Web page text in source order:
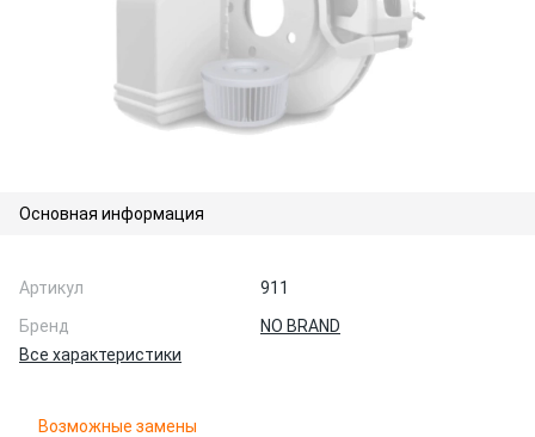
Основная информация
Артикул
911
Бренд
NO BRAND
Все характеристики
Возможные замены